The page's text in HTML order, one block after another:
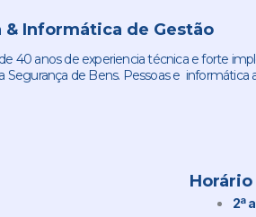
& Informática de Gestão
40 anos de experiencia técnica e forte
Segurança de Bens. Pessoas e informática
Horário
2ª